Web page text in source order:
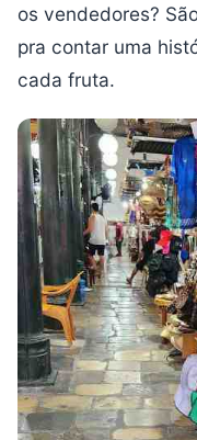
os vendedores?
pra contar uma
cada fruta.